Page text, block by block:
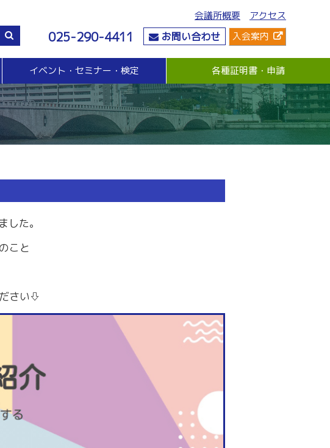
会議所概要 アクセス
025-290-4411 お問い合わせ 入会案内
人脈
会
研究会
資金・融資
無担保・無保証人融資
各種融資制度紹介
社会情勢
要望・提言
地域活性化
危機管理
危機管理支援（無料窓口相談）
与信管理支援(あんしん取引情報提供事業)
ビジネス総合保険制度
売上債権保全制度（グループ取引信用保険）
イベント・セミナー・検定 各種証明書・申請
た。
こと
さい⇩